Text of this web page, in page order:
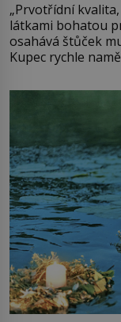
„Prvotřídní
látkami bohatou
osahává štůček
Kupec rychle
milostpaní. Stačí
množství